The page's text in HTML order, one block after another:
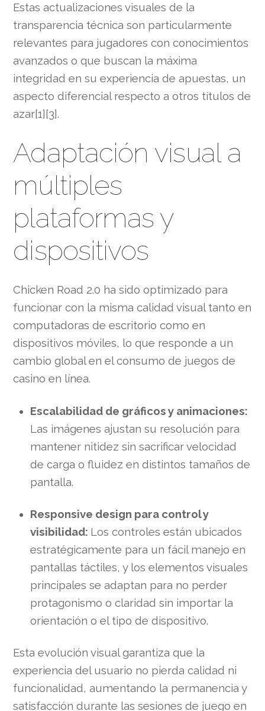
Estas actualizaciones visuales de la
transparencia técnica son particularmente
relevantes para jugadores con conocimientos
avanzados o que buscan la máxima
integridad en su experiencia de apuestas, un
aspecto diferencial respecto a otros títulos de
azar[1][3].
Adaptación visual a
múltiples
plataformas y
dispositivos
Chicken Road 2.0 ha sido optimizado para
funcionar con la misma calidad visual tanto en
computadoras de escritorio como en
dispositivos móviles, lo que responde a un
cambio global en el consumo de juegos de
casino en línea.
Escalabilidad de gráficos y animaciones:
Las imágenes ajustan su resolución para
mantener nitidez sin sacrificar velocidad
de carga o fluidez en distintos tamaños de
pantalla.
Responsive design para control y
visibilidad: Los controles están ubicados
estratégicamente para un fácil manejo en
pantallas táctiles, y los elementos visuales
principales se adaptan para no perder
protagonismo o claridad sin importar la
orientación o el tipo de dispositivo.
Esta evolución visual garantiza que la
experiencia del usuario no pierda calidad ni
funcionalidad, aumentando la permanencia y
satisfacción durante las sesiones de juego en